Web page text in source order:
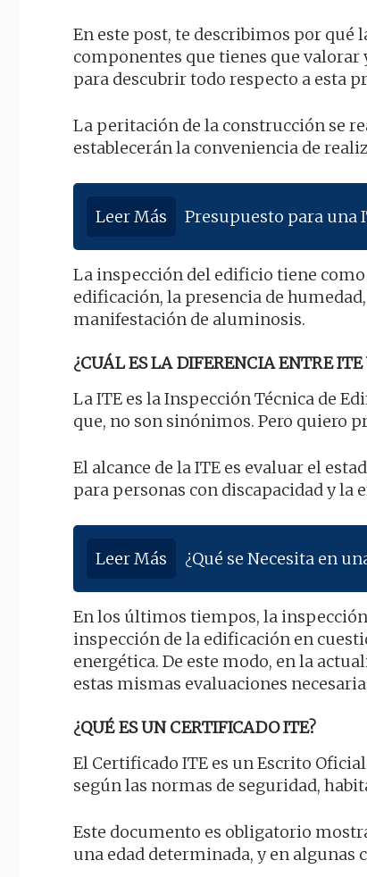
En este post, te describimos por qué
componentes que tienes que valorar
para descubrir todo respecto a esta
La peritación de la construcción se
establecerán la conveniencia de
Leer Más Presupuesto para una
La inspección del edificio tiene
edificación, la presencia de
manifestación de aluminosis.
¿CUÁL ES LA DIFERENCIA ENTRE ITE
La ITE es la Inspección Técnica de
que, no son sinónimos. Pero quiero
El alcance de la ITE es evaluar el
para personas con discapacidad y la
Leer Más ¿Qué se Necesita en
En los últimos tiempos, la
inspección de la edificación en
energética. De este modo, en la
estas mismas evaluaciones
¿QUÉ ES UN CERTIFICADO ITE?
El Certificado ITE es un Escrito
según las normas de seguridad,
Este documento es obligatorio
una edad determinada, y en algunas